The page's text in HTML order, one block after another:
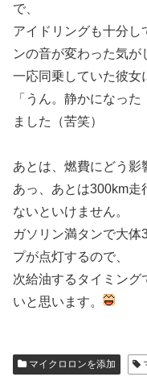
で、
アイドリングも十分し
ンの音が変わった気が
一応同乗していた彼女
「うん。静かになっ
ました（苦笑）
あとは、燃費にどう影
あっ、あとは300km走
ないといけません。
ガソリン満タンで大
プが点灯するので、
次給油するタイミング
いと思います。
マイクロロンを添加